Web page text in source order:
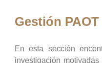
Gestión PAOT
En esta sección
investigación